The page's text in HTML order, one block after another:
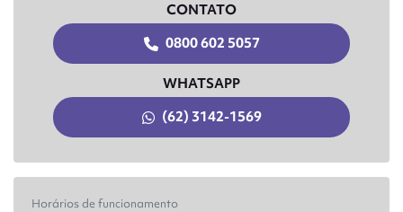
CONTATO
0800 602 5057
WHATSAPP
(62) 3142-1569
Horários de funcionamento